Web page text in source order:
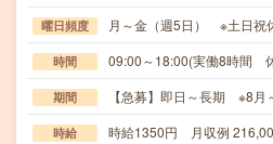
曜日頻度 月～金（週5日） ※土日祝
時間 09:00～18:00(実働8時間
期間 【急募】即日～長期 ※8月
時給 時給1350円 月収例